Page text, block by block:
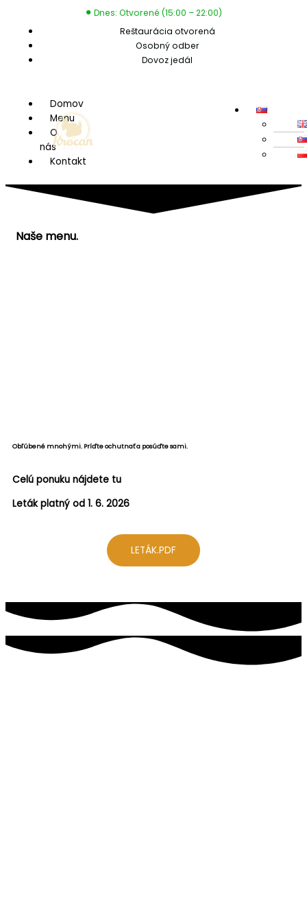
obsah
Dnes: Otvorené (15:00 – 22:00)
Reštaurácia otvorená
Osobný odber
Dovoz jedál
Domov
Menu
O
nás
Kontakt
Naše menu.
Obľúbené mnohými. Príďte ochutnať a posúďte sami.
Celú ponuku nájdete tu
Leták platný od 1. 6. 2026
LETÁK.PDF